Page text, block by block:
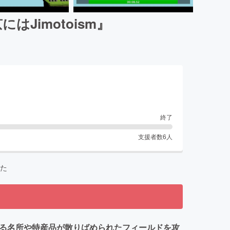
はJimotoism』
終了
支援者数6 人
名所や特産品が散りばめられたフィールドを攻